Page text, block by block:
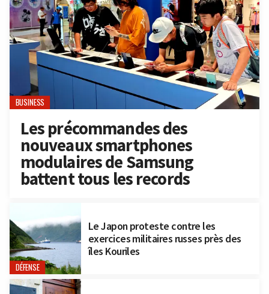
BUSINESS
Les précommandes des
nouveaux smartphones
modulaires de Samsung
battent tous les records
DÉFENSE
Le Japon proteste contre les
exercices militaires russes près des
îles Kouriles